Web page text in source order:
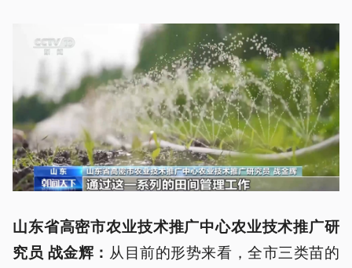
山东省高密市农业技术推广中心农业技术推广研
究员 战金辉 ： 从目前的形势来看，全市三类苗的